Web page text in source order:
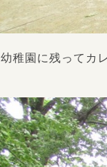
幼稚園に残ってカ